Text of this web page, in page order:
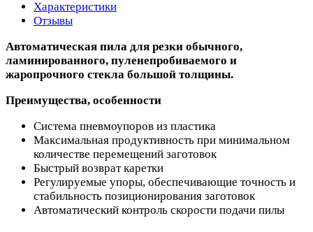
Характеристики
Отзывы
Автоматическая пила для резки обычного,
ламинированного, пуленепробиваемого и
жаропрочного стекла большой толщины.
Преимущества, особенности
Система пневмоупоров из пластика
Максимальная продуктивность при минимальном
количестве перемещений заготовок
Быстрый возврат каретки
Регулируемые упоры, обеспечивающие точность и
стабильность позиционирования заготовок
Автоматический контроль скорости подачи пилы